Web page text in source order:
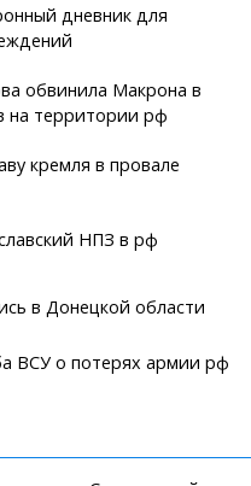
дневник для
обвинила Макрона в
на территории рф
кремля в провале
НПЗ в рф
в Донецкой области
ВСУ о потерях армии рф